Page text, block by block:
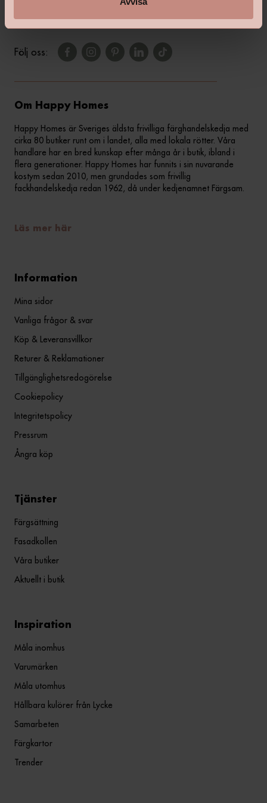
Följ oss:
Om Happy Homes
Happy Homes är Sveriges äldsta frivilliga färghandelskedja med
cirka 80 butiker runt om i landet, alla med lokala rötter. Våra
handlare har en bred kunskap efter många år i butik, ibland i
flera generationer. Happy Homes har funnits i sin nuvarande
kostym sedan 2010, men grundades som frivillig
fackhandelskedja redan 1962, då under kedjenamnet Färgsam.
Läs mer här
Information
Mina sidor
Vanliga frågor & svar
Köp & Leveransvillkor
Returer & Reklamationer
Tillgänglighetsredogörelse
Cookiepolicy
Integritetspolicy
Pressrum
Ångra köp
Tjänster
Färgsättning
Fasadkollen
Våra butiker
Aktuellt i butik
Inspiration
Måla inomhus
Varumärken
Måla utomhus
Hållbara kulörer från Lycke
Samarbeten
Färgkartor
Trender